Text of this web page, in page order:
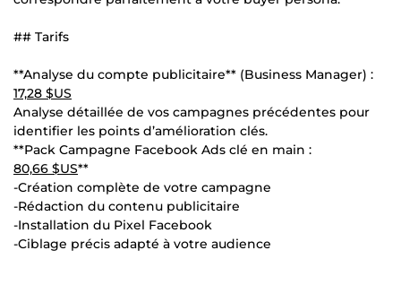
## Tarifs
**Analyse du compte publicitaire** (Business Manager) :
17,28 $US
Analyse détaillée de vos campagnes précédentes pour
identifier les points d’amélioration clés.
**Pack Campagne Facebook Ads clé en main :
80,66 $US**
-Création complète de votre campagne
-Rédaction du contenu publicitaire
-Installation du Pixel Facebook
-Ciblage précis adapté à votre audience